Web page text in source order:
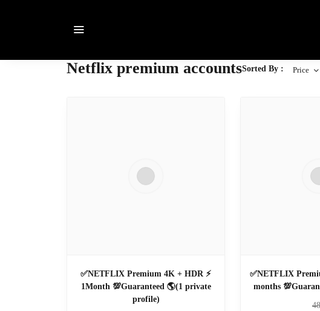
Netflix premium accountsSorted By : Price
✅NETFLIX Premium 4K + HDR ⚡
1Month 💯Guaranteed 🌎(1 private
profile)
✅NETFLIX
months
48